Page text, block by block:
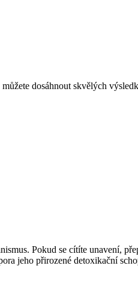
dosáhnout skvělých
Pokud se cítíte unavení,
jeho přirozené detoxikační